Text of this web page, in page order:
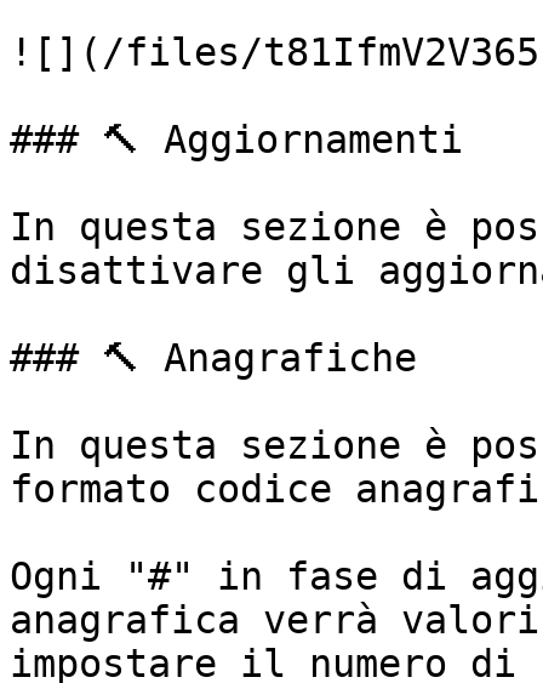
![](/files/
### 🔨 Aggiornamenti
In questa sezione è
disattivare gli
### 🔨 Anagrafiche
In questa sezione è
formato codice
Ogni "#" in fase di
anagrafica verrà
impostare il numero di